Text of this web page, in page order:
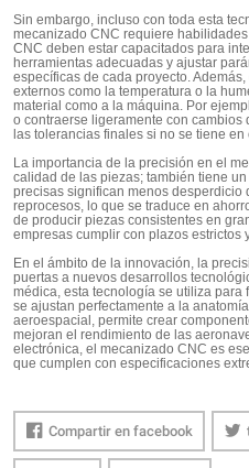
Sin embargo, incluso con toda esta
mecanizado CNC requiere
CNC deben estar capacitados para
herramientas adecuadas y ajustar
específicas de cada proyecto.
externos como la temperatura o la
material como a la máquina. Por
o contraerse ligeramente con
las tolerancias finales si no se tiene en
La importancia de la precisión en el
calidad de las piezas; también tiene
precisas significan menos desperdicio
reprocesos, lo que se traduce en
de producir piezas consistentes en
empresas cumplir con plazos estrictos
En el ámbito de la innovación, la
puertas a nuevos desarrollos
médica, esta tecnología se utiliza
se ajustan perfectamente a la
aeroespacial, permite crear
mejoran el rendimiento de las
electrónica, el mecanizado CNC es
que cumplen con especificaciones
Compartir en facebook